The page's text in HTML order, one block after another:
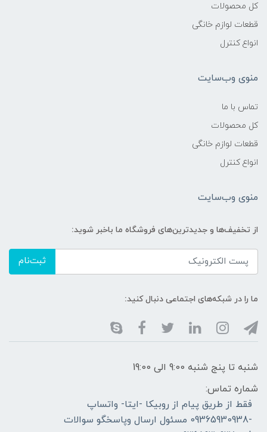
کل محصولات
قطعات لوازم خانگی
انواع کنترل
منوی وب‌سایت
تماس با ما
کل محصولات
قطعات لوازم خانگی
انواع کنترل
منوی وب‌سایت
از تخفیف‌ها و جدیدترین‌های فروشگاه ما باخبر شوید:
ثبت‌نام
ما را در شبکه‌های اجتماعی دنبال کنید:
شنبه تا پنج شنبه 9:00 الی 19:00
شماره تماس:
فقط از طریق پیام از روبیکا -ایتا- واتساپ
-09365930938 مسئول ارسال وپاسخگو سوالات